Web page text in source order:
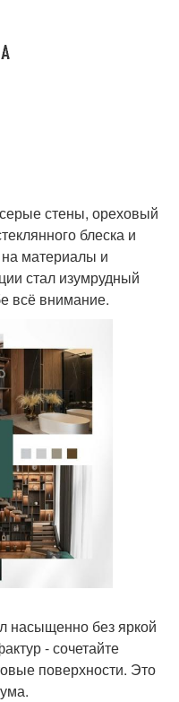
стены, ореховый
блеска и
на материалы и
стал изумрудный
всё внимание.
насыщенно без яркой
- сочетайте
поверхности. Это